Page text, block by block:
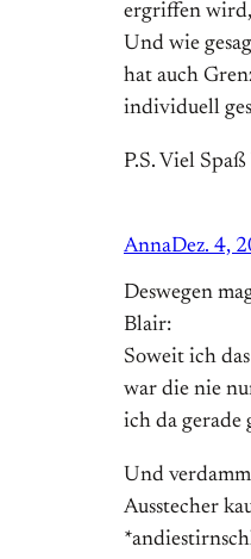
ergriffen
Und wie
hat auch
individuell
P.S. Viel
AnnaDez. 4,
Deswegen
Blair:
Soweit ich
war die nie
ich da gerade
Und
Ausstecher